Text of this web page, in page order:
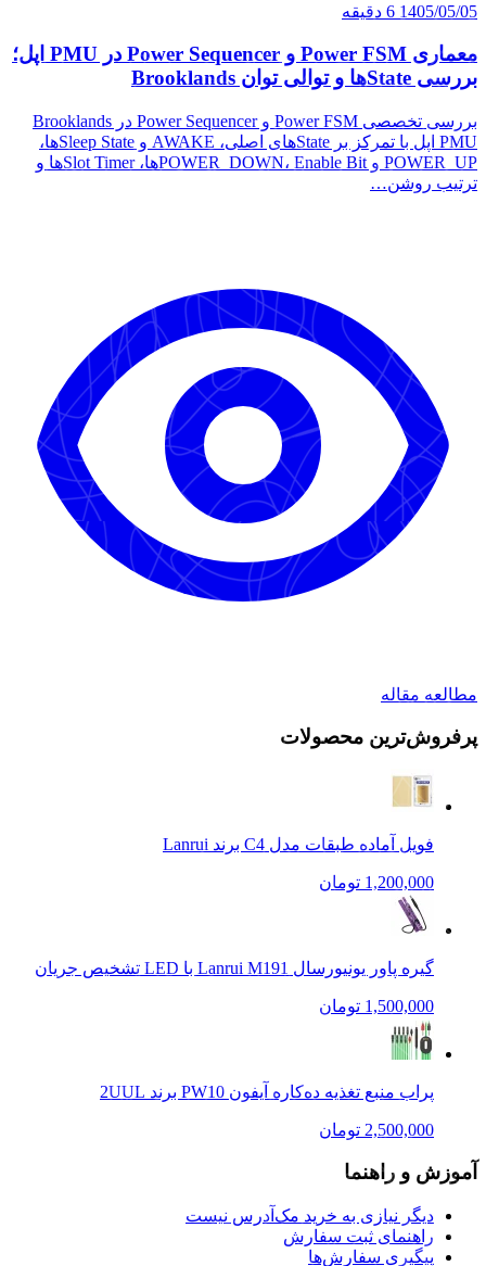
معماری Power FSM و Power Sequencer در PMU اپل؛
بررسی تخصصی Power FSM و Power Sequencer در Brooklands
PMU اپل با تمرکز بر Stateهای اصلی، AWAKE و Sleep Stateها،
POWER_UP و POWER_DOWN، Enable Bitها، Slot Timerها و